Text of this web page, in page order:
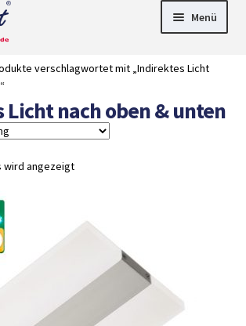
Menü
► LED Panel
►
tDownlights
►
Deckenleuch
►
verschlagwortet mit „Indirektes Licht
Licht nach oben & unten
wird angezeigt